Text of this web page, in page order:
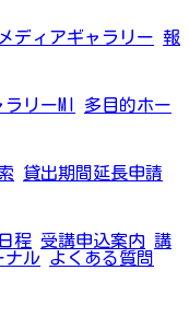
メディアギャラリー 報
リーMI
多目的ホー
貸出期間延長申請
程 受講申込案内 講
ナル よくある質問